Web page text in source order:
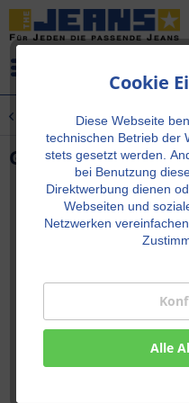
Cookie
Diese Webseite
technischen Betrieb der
stets gesetzt werden.
bei Benutzung
Direktwerbung dienen
Webseiten und
Netzwerken
Alle
Übersicht Ledergürtel
Gürtel 9206 Braun